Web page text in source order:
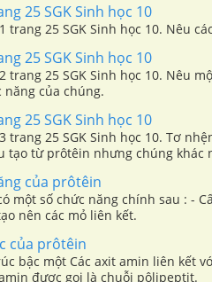
25 SGK Sinh học 10
trang 25 SGK Sinh học 10. Nêu
25 SGK Sinh học 10
trang 25 SGK Sinh học 10. Nêu
năng của chúng.
25 SGK Sinh học 10
trang 25 SGK Sinh học 10. Tơ
tạo từ prôtêin nhưng chúng khác
của prôtêin
một số chức năng chính sau : -
nên các mỏ liên kết.
của prôtêin
bậc một Các axit amin liên kết
được gọi là chuỗi pôlipeptit.